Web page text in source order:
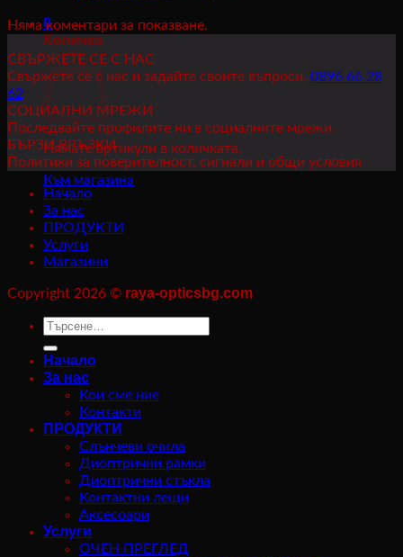
0
Количка
Нямате артикули в количката.
Към магазина
Няма коментари за показване.
СВЪРЖЕТЕ СЕ С НАС
Свържете се с нас и задайте своите въпроси. 0896 66 28
62
СОЦИАЛНИ МРЕЖИ
Последвайте профилите ни в социалните мрежи.
БЪРЗИ ВРЪЗКИ
Политики за поверителност, сигнали и общи условия
Начало
За нас
ПРОДУКТИ
Услуги
Магазини
Copyright 2026 © raya-opticsbg.com
Търсене
Начало
За нас
Кои сме ние
Контакти
ПРОДУКТИ
Слънчеви очила
Диоптрични рамки
Диоптрични стъкла
Контактни лещи
Аксесоари
Услуги
ОЧЕН ПРЕГЛЕД